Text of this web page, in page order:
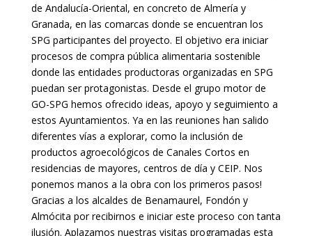
de Andalucía-Oriental, en concreto de Almería y
Granada, en las comarcas donde se encuentran los
SPG participantes del proyecto. El objetivo era iniciar
procesos de compra pública alimentaria sostenible
donde las entidades productoras organizadas en SPG
puedan ser protagonistas. Desde el grupo motor de
GO-SPG hemos ofrecido ideas, apoyo y seguimiento a
estos Ayuntamientos. Ya en las reuniones han salido
diferentes vías a explorar, como la inclusión de
productos agroecológicos de Canales Cortos en
residencias de mayores, centros de día y CEIP. Nos
ponemos manos a la obra con los primeros pasos!
Gracias a los alcaldes de Benamaurel, Fondón y
Almócita por recibirnos e iniciar este proceso con tanta
ilusión. Aplazamos nuestras visitas programadas esta